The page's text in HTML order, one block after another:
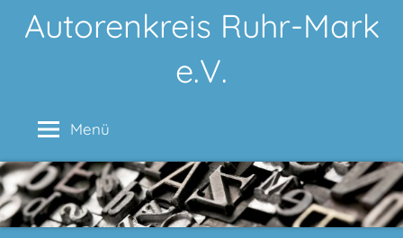
InhaltAutorenkreis Ruhr-Mark
e.V.
Menü